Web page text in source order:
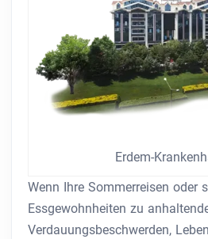
Erdem-
Wenn Ihre Sommerreisen oder
Essgewohnheiten zu
Verdauungsbeschwerden,